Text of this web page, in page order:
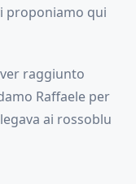
proponiamo qui
raggiunto
Raffaele per
ai rossoblu